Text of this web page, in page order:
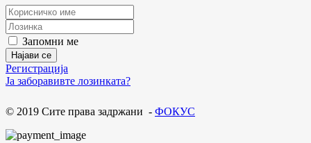
Запомни ме
Регистрација
Ја заборавивте лозинката?
© 2019 Сите права задржани - ФОКУС